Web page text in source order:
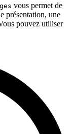
vous permet de
présentation, une
pouvez utiliser